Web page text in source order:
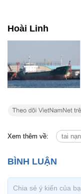
Hoài Linh
Xem thêm về: tai